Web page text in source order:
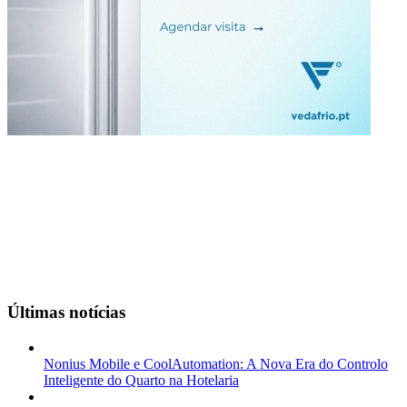
Últimas notícias
Nonius Mobile e CoolAutomation: A Nova Era do Controlo
Inteligente do Quarto na Hotelaria